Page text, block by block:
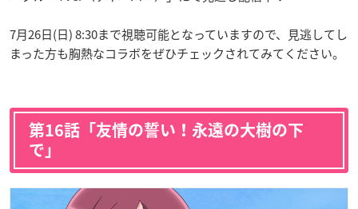
7月26日(日) 8:30まで視聴可能となっていますので、見逃してし
まった方も胸熱なコラボをぜひチェックされてみてください。
第16話「友情の誓い！永遠の大樹の下
で」